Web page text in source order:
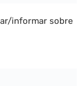
informar sobre